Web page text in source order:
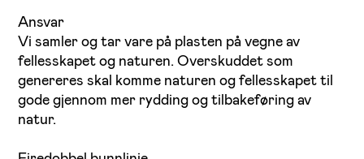
Ansvar
Vi samler og tar vare på plasten på vegne av
fellesskapet og naturen. Overskuddet som
genereres skal komme naturen og fellesskapet til
gode gjennom mer rydding og tilbakeføring av
natur.